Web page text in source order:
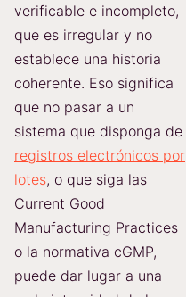
verificable e incompleto,
que es irregular y no
establece una historia
coherente. Eso significa
que no pasar a un
sistema que disponga de
registros electrónicos por
lotes, o que siga las
Current Good
Manufacturing Practices
o la normativa cGMP,
puede dar lugar a una